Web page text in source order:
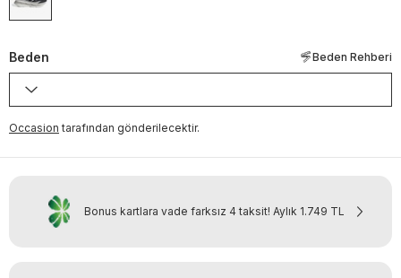
Beden Beden Rehberi
Occasion tarafından gönderilecektir.
Bonus kartlara vade farksız 4 taksit! Aylık 1.749 TL